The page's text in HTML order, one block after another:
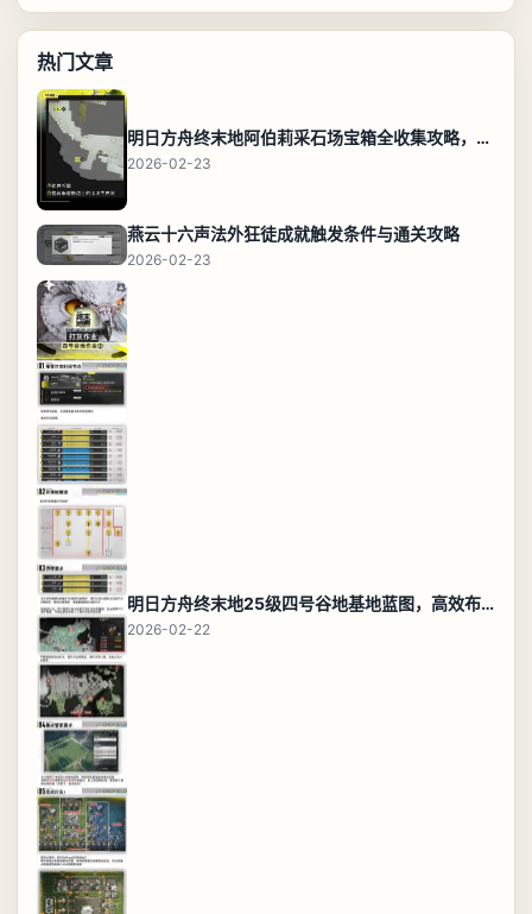
热门文章
明日方舟终末地阿伯莉采石场宝箱全收集攻略，全点位分布图与路线
2026-02-23
燕云十六声法外狂徒成就触发条件与通关攻略
2026-02-23
明日方舟终末地25级四号谷地基地蓝图，高效布局规划
2026-02-22